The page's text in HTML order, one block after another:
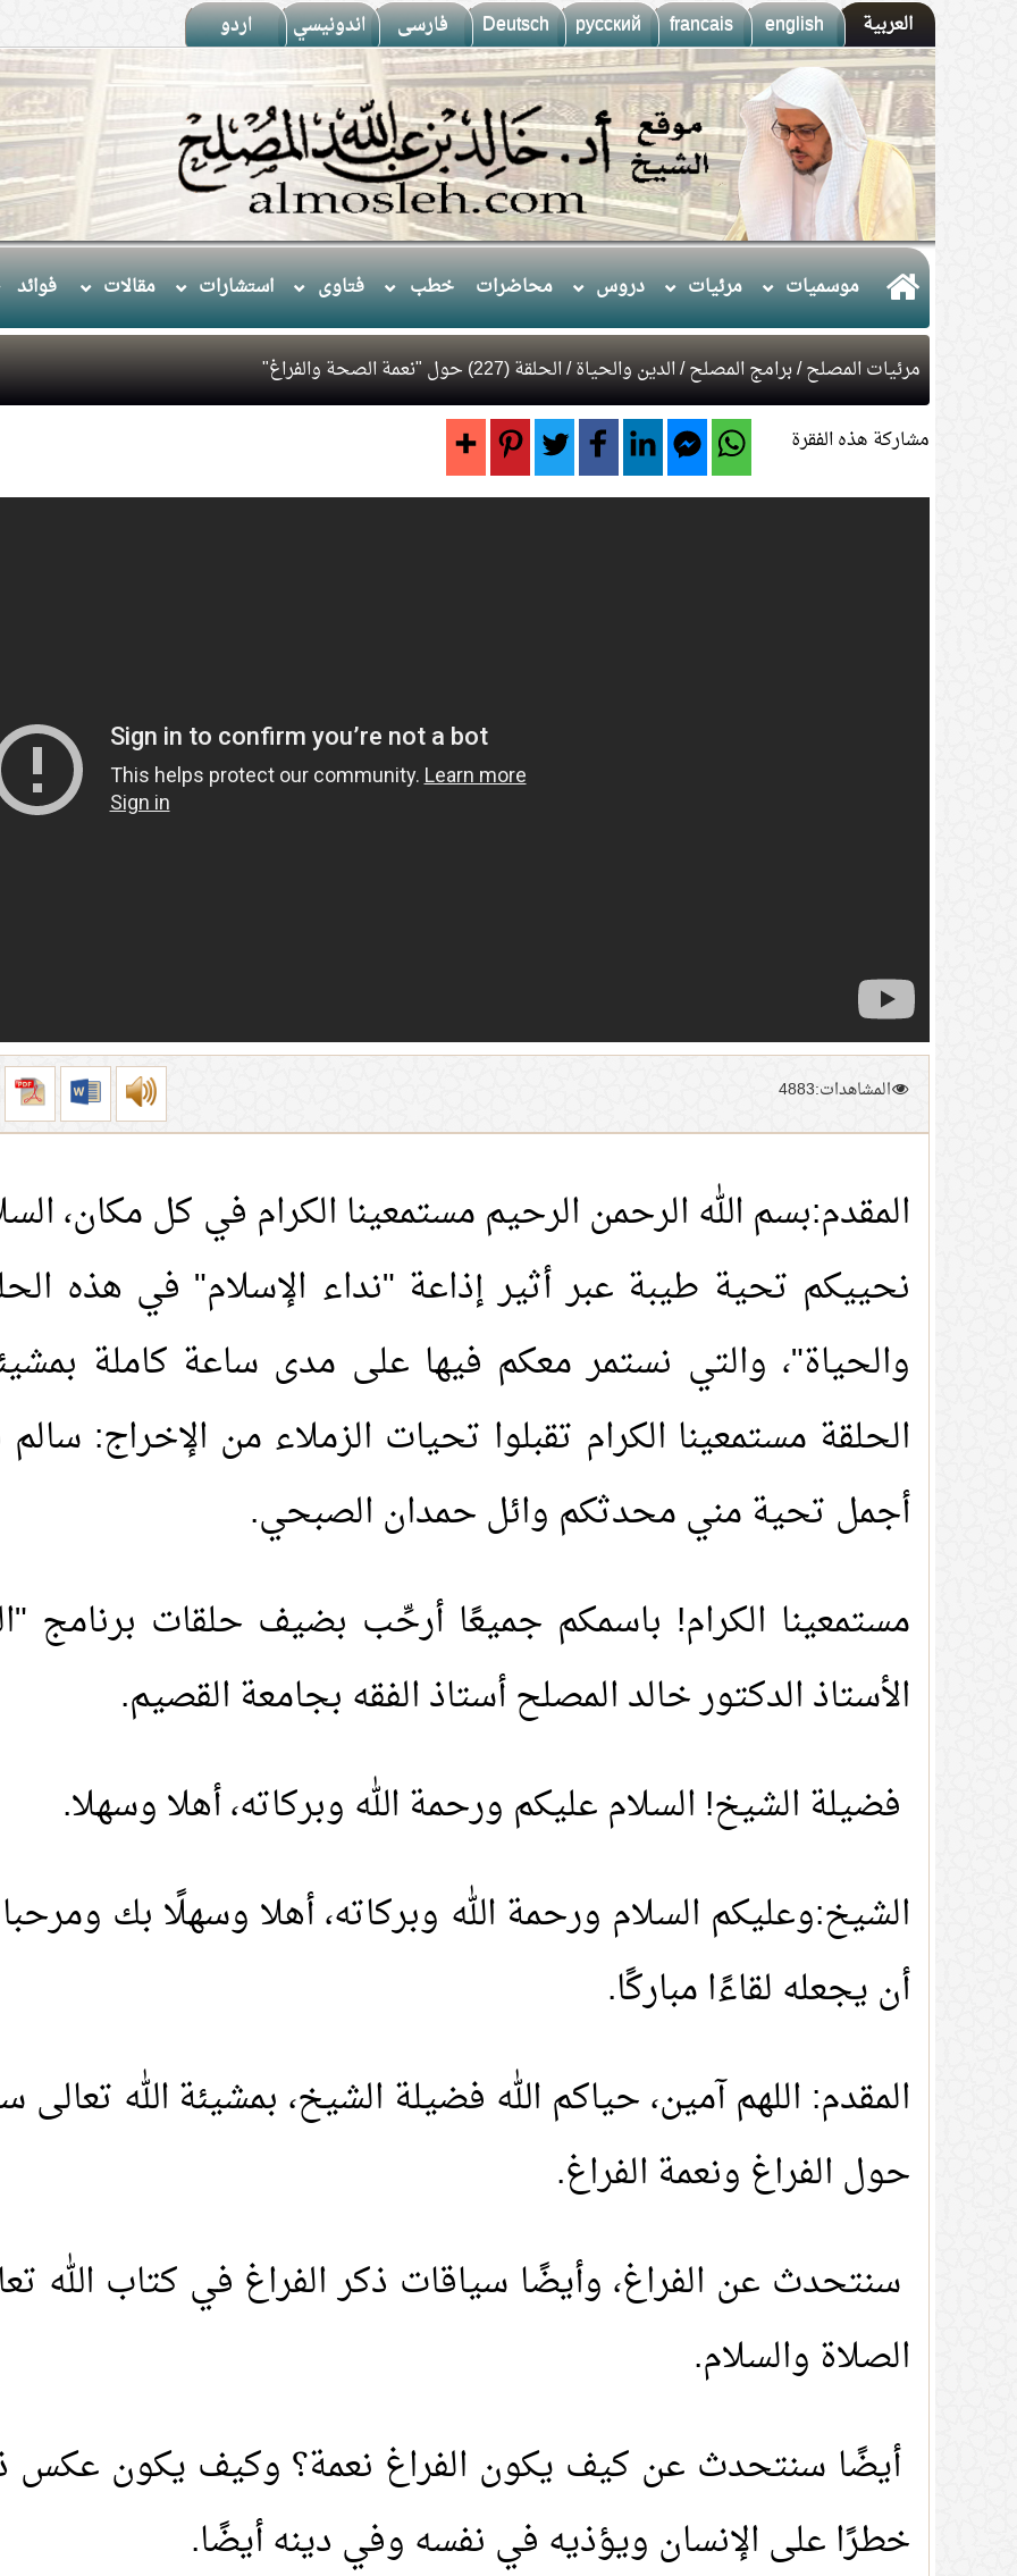
العربية english
francais
русский
Deutsch فارسى اندونيسي اردو
موسميات مرئيات دروس محاضرات خطب فتاوى استشارات مقالات فوائد
مرئيات المصلح/برامج المصلح/الدين والحياة/ الحلقة (227) حول "نعمة الصحة والفراغ"
مشاركة هذه الفقرة
المشاهدات:4883
المقدم:بسم الله الرحمن الرحيم مستمعينا الكرام في كل مكان،
نحييكم تحية طيبة عبر أثير إذاعة "نداء الإسلام" في هذه
والحياة"، والتي نستمر معكم فيها على مدى ساعة كاملة
الحلقة مستمعينا الكرام تقبلوا تحيات الزملاء من الإخراج:
أجمل تحية مني محدثكم وائل حمدان الصبحي.
مستمعينا الكرام! باسمكم جميعًا أرحِّب بضيف حلقات برنامج
الأستاذ الدكتور خالد المصلح أستاذ الفقه بجامعة القصيم.
فضيلة الشيخ! السلام عليكم ورحمة الله وبركاته، أهلا وسهلا.
الشيخ:وعليكم السلام ورحمة الله وبركاته، أهلا وسهلًا بك
أن يجعله لقاءًا مباركًا.
المقدم: اللهم آمين، حياكم الله فضيلة الشيخ، بمشيئة الله
حول الفراغ ونعمة الفراغ.
سنتحدث عن الفراغ، وأيضًا سياقات ذكر الفراغ في كتاب الله
الصلاة والسلام.
أيضًا سنتحدث عن كيف يكون الفراغ نعمة؟ وكيف يكون عكس
خطرًا على الإنسان ويؤذيه في نفسه وفي دينه أيضًا.